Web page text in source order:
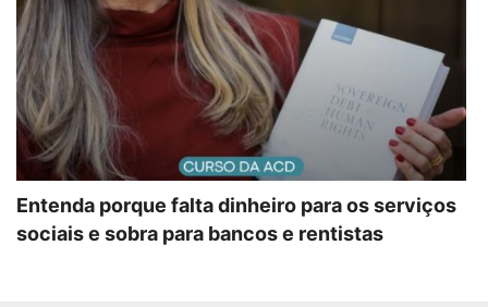
Entenda porque falta dinheiro para os serviços
sociais e sobra para bancos e rentistas